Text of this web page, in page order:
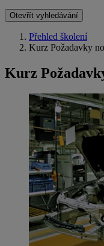
Otevřít vyhledávání
Přehled školení
Kurz Požadavky
Kurz